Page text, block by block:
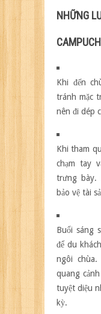
NHỮNG
Khi đến
tránh mặc
nên đi dép
Khi tham
chạm tay
trưng bày.
bảo vệ tài
Buổi sáng
để du
ngôi
quang
tuyệt diệu
kỳ.